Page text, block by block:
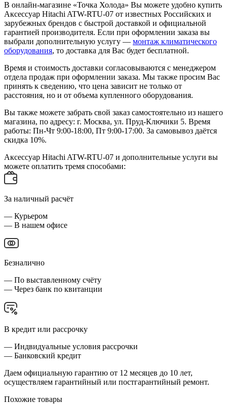
В онлайн-магазине «Точка Холода» Вы можете удобно купить
Аксессуар Hitachi ATW-RTU-07 от известных Российских и
зарубежных брендов с быстрой доставкой и официальной
гарантией производителя. Если при оформлении заказа вы
выбрали дополнительную услугу — монтаж климатического
оборудования, то доставка для Вас будет бесплатной.
Время и стоимость доставки согласовываются с менеджером
отдела продаж при оформлении заказа. Мы также просим Вас
принять к сведению, что цена зависит не только от
расстояния, но и от объема купленного оборудования.
Вы также можете забрать свой заказ самостоятельно из нашего
магазина, по адресу: г. Москва, ул. Пруд-Ключики 5. Время
работы: Пн-Чт 9:00-18:00, Пт 9:00-17:00. За самовывоз даётся
скидка 10%.
Аксессуар Hitachi ATW-RTU-07 и дополнительные услуги вы
можете оплатить тремя способами:
За наличный расчёт
— Курьером
— В нашем офисе
Безналично
— По выставленному счёту
— Через банк по квитанции
В кредит или рассрочку
— Индвидуальные условия рассрочки
— Банковский кредит
Даем официальную гарантию от 12 месяцев до 10 лет,
осуществляем гарантийный или постгарантийный ремонт.
Похожие товары